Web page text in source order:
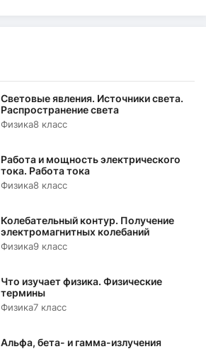
Световые явления. Источники света.
Распространение света
Физика8 класс
Работа и мощность электрического
тока. Работа тока
Физика8 класс
Колебательный контур. Получение
электромагнитных колебаний
Физика9 класс
Что изучает физика. Физические
термины
Физика7 класс
Альфа, бета- и гамма-излучения